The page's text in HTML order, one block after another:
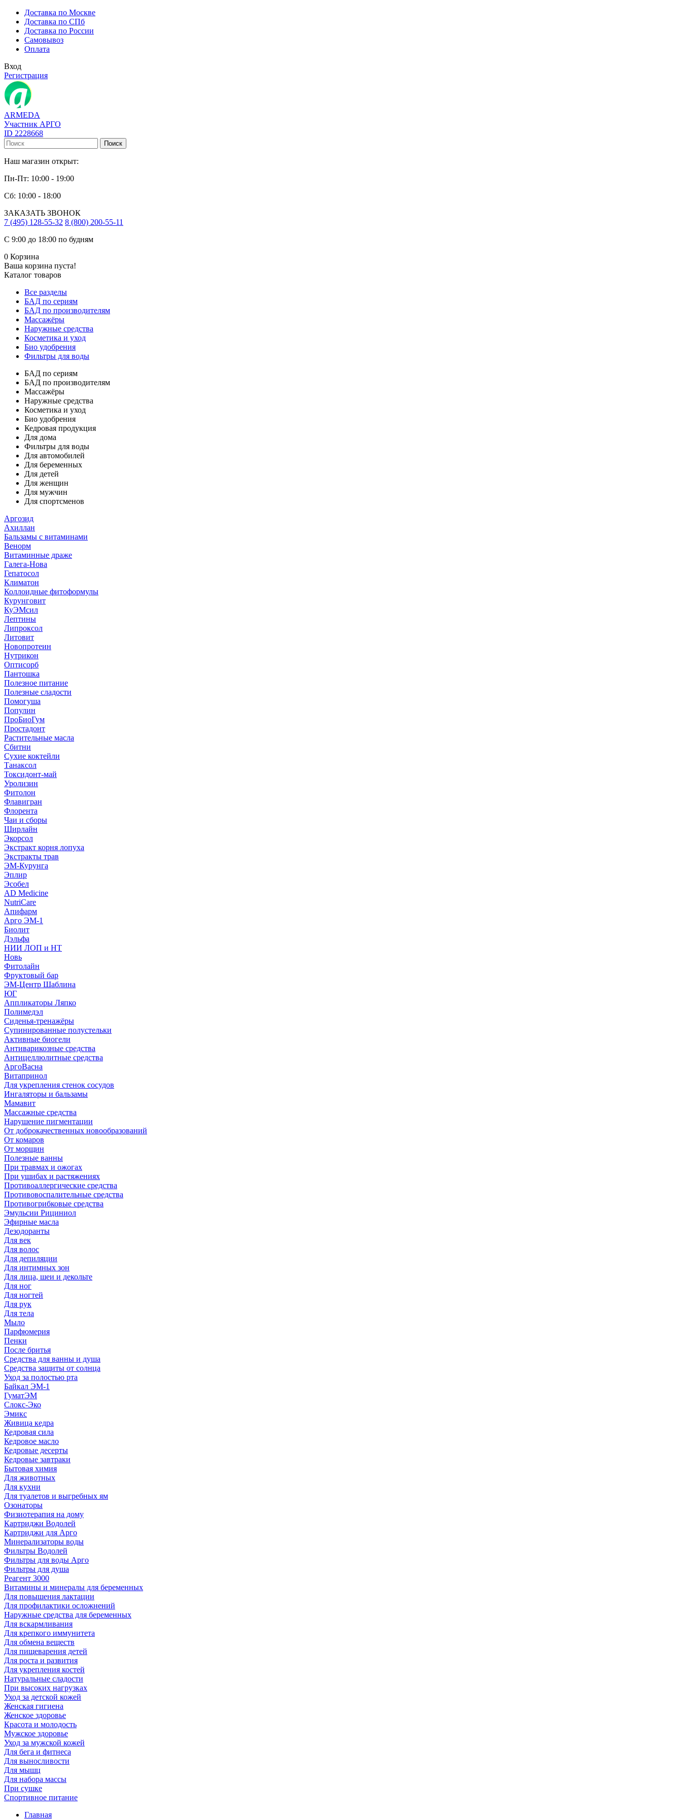
Доставка по Москве
Доставка по СПб
Доставка по России
Самовывоз
Оплата
Вход
Регистрация
ARMEDA
Участник АРГО
ID 2228668
Поиск
Наш магазин открыт:
Пн-Пт: 10:00 - 19:00
Сб: 10:00 - 18:00
ЗАКАЗАТЬ ЗВОНОК
7 (495) 128-55-32 8 (800) 200-55-11
С 9:00 до 18:00 по будням
0 Корзина
Ваша корзина пуста!
Каталог товаров
Все разделы
БАД по сериям
БАД по производителям
Массажёры
Наружные средства
Косметика и уход
Био удобрения
Фильтры для воды
БАД по сериям
БАД по производителям
Массажёры
Наружные средства
Косметика и уход
Био удобрения
Кедровая продукция
Для дома
Фильтры для воды
Для автомобилей
Для беременных
Для детей
Для женщин
Для мужчин
Для спортсменов
Аргозид
Ахиллан
Бальзамы с витаминами
Венорм
Витаминные драже
Галега-Нова
Гепатосол
Климатон
Коллоидные фитоформулы
Курунговит
КуЭМсил
Лептины
Липроксол
Литовит
Новопротеин
Нутрикон
Оптисорб
Пантошка
Полезное питание
Полезные сладости
Помогуша
Популин
ПроБиоГум
Простадонт
Растительные масла
Сбитни
Сухие коктейли
Танаксол
Токсидонт-май
Уролизин
Фитолон
Флавигран
Флорента
Чаи и сборы
Ширлайн
Экорсол
Экстракт корня лопуха
Экстракты трав
ЭМ-Курунга
Эплир
Эсобел
AD Medicine
NutriCare
Апифарм
Арго ЭМ-1
Биолит
Дэльфа
НИИ ЛОП и НТ
Новь
Фитолайн
Фруктовый бар
ЭМ-Центр Шаблина
ЮГ
Аппликаторы Ляпко
Полимедэл
Сиденья-тренажёры
Супинированные полустельки
Активные биогели
Антиварикозные средства
Антицеллюлитные средства
АргоВасна
Витапринол
Для укрепления стенок сосудов
Ингаляторы и бальзамы
Мамавит
Массажные средства
Нарушение пигментации
От доброкачественных новообразований
От комаров
От морщин
Полезные ванны
При травмах и ожогах
При ушибах и растяжениях
Противоаллергические средства
Противовоспалительные средства
Противогрибковые средства
Эмульсии Рициниол
Эфирные масла
Дезодоранты
Для век
Для волос
Для депиляции
Для интимных зон
Для лица, шеи и декольте
Для ног
Для ногтей
Для рук
Для тела
Мыло
Парфюмерия
Пенки
После бритья
Средства для ванны и душа
Средства защиты от солнца
Уход за полостью рта
Байкал ЭМ-1
ГуматЭМ
Слокс-Эко
Эмикс
Живица кедра
Кедровая сила
Кедровое масло
Кедровые десерты
Кедровые завтраки
Бытовая химия
Для животных
Для кухни
Для туалетов и выгребных ям
Озонаторы
Физиотерапия на дому
Картриджи Водолей
Картриджи для Арго
Минерализаторы воды
Фильтры Водолей
Фильтры для воды Арго
Фильтры для душа
Реагент 3000
Витамины и минералы для беременных
Для повышения лактации
Для профилактики осложнений
Наружные средства для беременных
Для вскармливания
Для крепкого иммунитета
Для обмена веществ
Для пищеварения детей
Для роста и развития
Для укрепления костей
Натуральные сладости
При высоких нагрузках
Уход за детской кожей
Женская гигиена
Женское здоровье
Красота и молодость
Мужское здоровье
Уход за мужской кожей
Для бега и фитнеса
Для выносливости
Для мышц
Для набора массы
При сушке
Спортивное питание
Главная